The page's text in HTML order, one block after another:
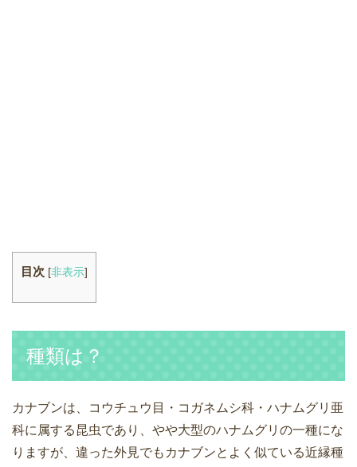
目次 [非表示]
種類は？
カナブンは、コウチュウ目・コガネムシ科・ハナムグリ亜
科に属する昆虫であり、やや大型のハナムグリの一種にな
りますが、違った外見でもカナブンとよく似ている近縁種